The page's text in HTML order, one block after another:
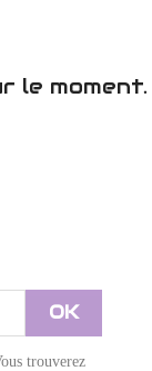
le moment.
trouverez